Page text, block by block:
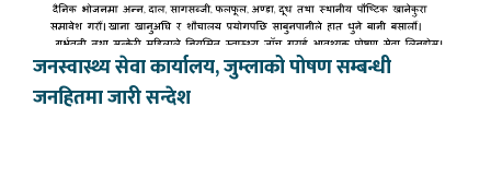
जनस्वास्थ्य सेवा कार्यालय, जुम्लाको पोषण सम्बन्धी
जनहितमा जारी सन्देश